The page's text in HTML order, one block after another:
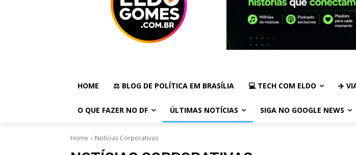
HOME ⚖️ BLOG DE POLÍTICA EM BRASÍLIA 💻 TECH COM ELDO ✈️
O QUE FAZER NO DF ÚLTIMAS NOTÍCIAS SIGA NO GOOGLE NEWS
Home Notícias Corporativas